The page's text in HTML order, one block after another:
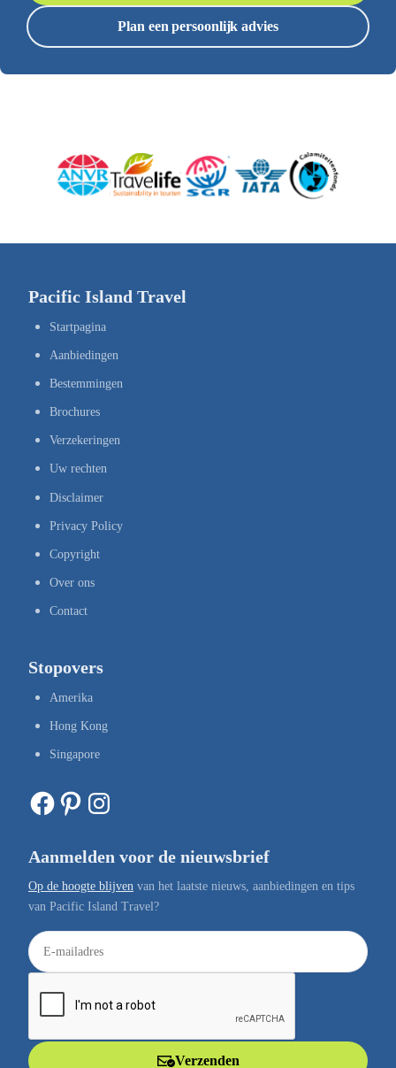
Plan een persoonlijk advies
Pacific Island Travel
Startpagina
Aanbiedingen
Bestemmingen
Brochures
Verzekeringen
Uw rechten
Disclaimer
Privacy Policy
Copyright
Over ons
Contact
Stopovers
Amerika
Hong Kong
Singapore
Facebook Pinterest Instagram
Aanmelden voor de nieuwsbrief
Op de hoogte blijven van het laatste nieuws, aanbiedingen en tips
van Pacific Island Travel?
E
-
Verzenden